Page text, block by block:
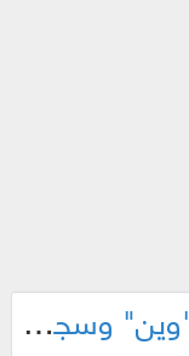
حمل آخر نسخة من تطبيق "وين" وسجل على دفعة "المازوت الثانية" ..